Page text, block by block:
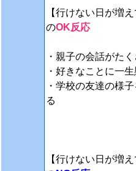
【行けない日が増え
のOK反応
・親子の会話がた
・好きなことに一
・学校の友達の様
る
【行けない日が増え